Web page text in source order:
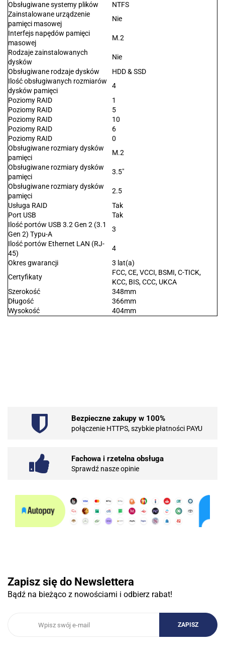
Obsługiwane systemy plików
NTFS
Zainstalowane urządzenie
pamięci masowej
Nie
Interfejs napędów pamięci
masowej
M.2
Rodzaje zainstalowanych
dysków
Nie
Obsługiwane rodzaje dysków
HDD & SSD
Ilość obsługiwanych rozmiarów
dysków pamięci
4
Poziomy RAID
1
Poziomy RAID
5
Poziomy RAID
10
Poziomy RAID
6
Poziomy RAID
0
Obsługiwane rozmiary dysków
pamięci
M.2
Obsługiwane rozmiary dysków
pamięci
3.5"
Obsługiwane rozmiary dysków
pamięci
2.5
Usługa RAID
Tak
Port USB
Tak
Ilość portów USB 3.2 Gen 2 (3.1
Gen 2) Typu-A
3
Ilość portów Ethernet LAN (RJ-
45)
4
Okres gwarancji
3 lat(a)
Certyfikaty
FCC, CE, VCCI, BSMI, C-TICK,
KCC, BIS, CCC, UKCA
Szerokość
348mm
Długość
366mm
Wysokość
404mm
101 INC
Bezpieczne zakupy w 100%
połączenie HTTPS, szybkie płatności PAYU
Fachowa i rzetelna obsługa
Sprawdź nasze opinie
Zapisz się do Newslettera
Bądź na bieżąco z nowościami i odbierz rabat!